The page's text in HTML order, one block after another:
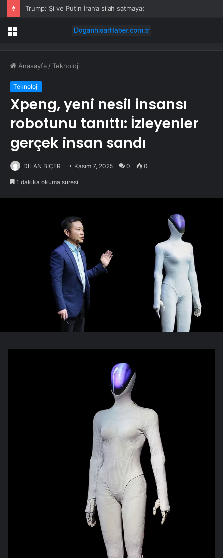
Trump: Şi ve Putin İran’a silah satmayacaklarını söyledi
Menü
Anasayfa /Teknoloji
Teknoloji
Xpeng, yeni nesil insansı
robotunu tanıttı: İzleyenler
gerçek insan sandı
DİLAN BİÇER Kasım 7, 2025 0 0
1 dakika okuma süresi